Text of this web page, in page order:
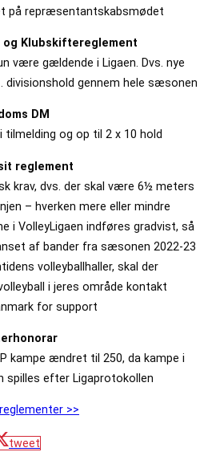
på repræsentantskabsmødet
Klubskiftereglement
være gældende i Ligaen. Dvs. nye
divisionshold gennem hele sæsonen
DM
tilmelding og op til 2 x 10 hold
reglement
krav, dvs. der skal være 6½ meters
– hverken mere eller mindre
i VolleyLigaen indføres gradvist, så
af bander fra sæsonen 2022-23
volleyballhaller, skal der
i jeres område kontakt
for support
kampe ændret til 250, da kampe i
spilles efter Ligaprotokollen
>>
tweet